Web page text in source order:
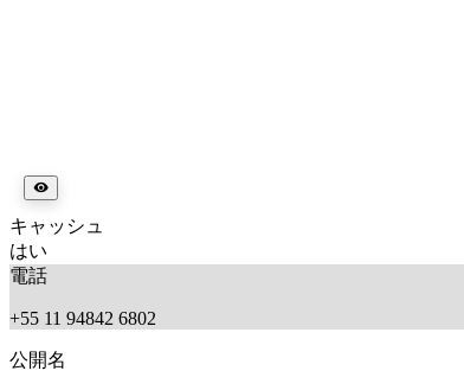
キャッシュ
はい
電話
+55 11 94842 6802
公開名